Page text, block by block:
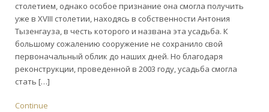
столетием, однако особое признание она смогла получить
уже в XVIII столетии, находясь в собственности Антония
Тызенгауза, в честь которого и названа эта усадьба. К
большому сожалению сооружение не сохранило свой
первоначальный облик до наших дней. Но благодаря
реконструкции, проведенной в 2003 году, усадьба смогла
стать […]
Continue